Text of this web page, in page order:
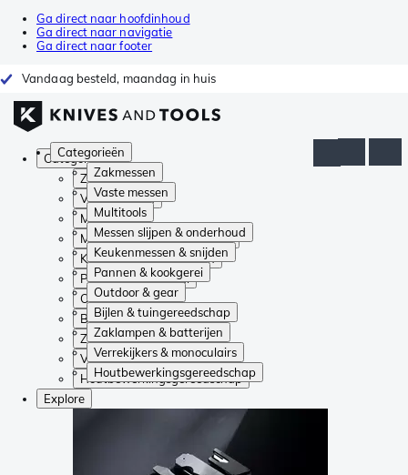
Ga direct naar hoofdinhoud
Ga direct naar navigatie
Ga direct naar footer
Vandaag besteld, maandag in huis
Categorieën
Zakmessen
Vaste messen
Multitools
Messen slijpen & onderhoud
Keukenmessen & snijden
Pannen & kookgerei
Outdoor & gear
Bijlen & tuingereedschap
Zaklampen & batterijen
Verrekijkers & monoculairs
Houtbewerkingsgereedschap
Categorieën
Zakmessen
Vaste messen
Multitools
Messen slijpen & onderhoud
Keukenmessen & snijden
Pannen & kookgerei
Outdoor & gear
Bijlen & tuingereedschap
Zaklampen & batterijen
Verrekijkers & monoculairs
Houtbewerkingsgereedschap
Explore